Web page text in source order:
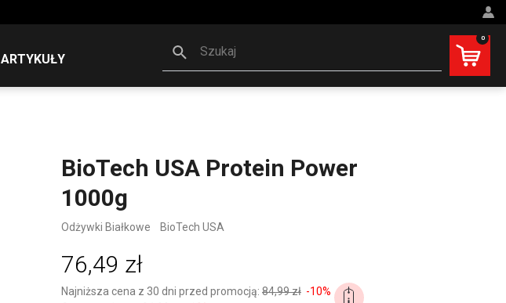
ARTYKUŁY
Szukaj
0
BioTech USA Protein Power
1000g
Odżywki Białkowe BioTech USA
76,49 zł
Najniższa cena z 30 dni przed promocją: 84,99 zł -10%